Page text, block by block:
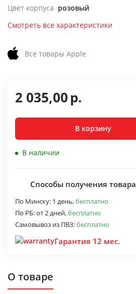
Цвет корпуса розовый
Смотреть все характеристики
Все товары Apple
2 035,00р.
В корзину
В наличии
Способы получения товара
По Минску: 1 день,бесплатно
По РБ:от 2 дней,бесплатно
Самовывоз из ПВЗ:бесплатно
Гарантия 12 мес.
О товаре